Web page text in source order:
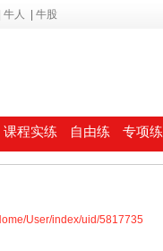
牛人 牛股
课程实练 自由练 专项练
User/index/uid/5817735